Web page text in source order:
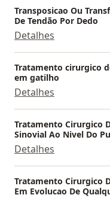
Transposicao Ou
De Tendão Por Dedo
Detalhes
Tratamento cirurgico
em gatilho
Detalhes
Tratamento Cirurgico
Sinovial Ao Nivel Do
Detalhes
Tratamento Cirurgico
Em Evolucao De